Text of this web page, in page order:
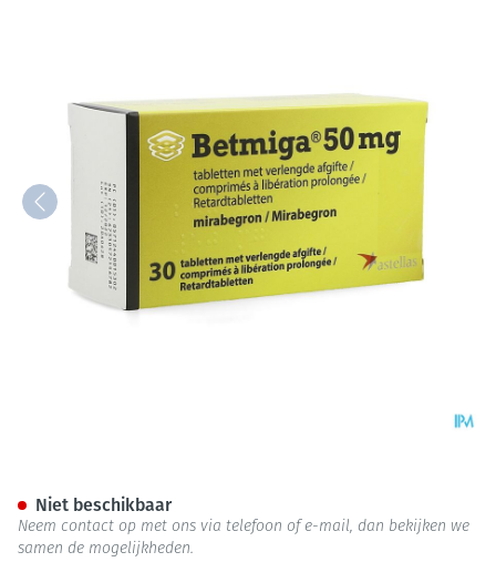
Niet beschikbaar
Neem contact op met ons via telefoon of e-mail, dan bekijken we
samen de mogelijkheden.